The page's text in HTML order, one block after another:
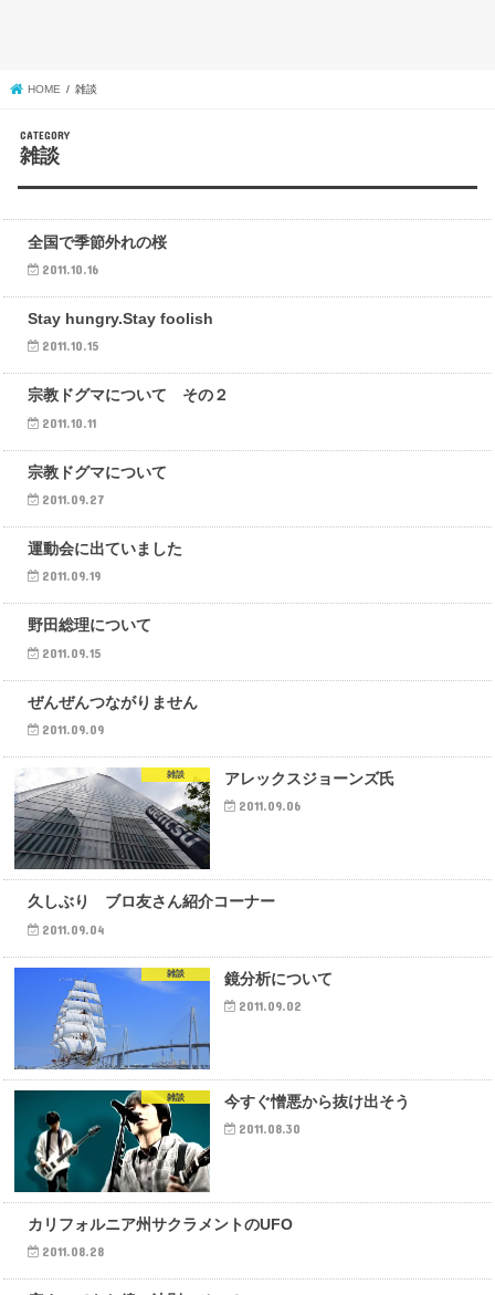
HOME 雑談
雑談
雑談
全国で季節外れの桜
2011.10.16
Stay hungry.Stay foolish
2011.10.15
宗教ドグマについて その２
2011.10.11
宗教ドグマについて
2011.09.27
雑談
運動会に出ていました
2011.09.19
野田総理について
2011.09.15
雑談
ぜんぜんつながりません
2011.09.09
雑談 アレックスジョーンズ氏
2011.09.06
雑談
久しぶり ブロ友さん紹介コーナー
2011.09.04
雑談 鏡分析について
2011.09.02
雑談 今すぐ憎悪から抜け出そう
2011.08.30
雑談
カリフォルニア州サクラメントのUFO
2011.08.28